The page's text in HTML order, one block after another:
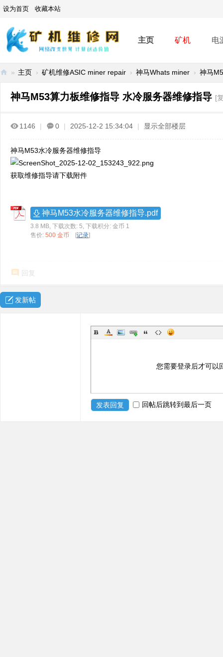
设为首页 收藏本站
主页 矿机 电
» 主页 › 矿机维修ASIC miner repair › 神马Whats miner › 神马
神马M53算力板维修指导 水冷服务器维修指导 [
1146 | 0 | 2025-12-2 15:34:04 | 显示全部楼层
神马M53水冷服务器维修指导
获取维修指导请下载附件
神马M53水冷服务器维修指导.pdf
3.8 MB, 下载次数: 5, 下载积分: 金币 1
售价: 500 金币 [记录]
回复
发新帖
您需要登录后才可以
发表回复 回帖后跳转到最后一页